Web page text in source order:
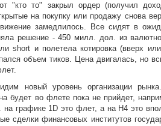
"кто то" закрыл ордер (получил
на покупку или продажу снова
замедлилось. Все сидят в
решение - 450 милл. дол. из
short и полетела котировка (вверх
объем тиков. Цена двигалась, но
новый уровень организации
будет во флете пока не прийдет,
графике 1D это флет, а на H4 это
сделки финансовых институтов